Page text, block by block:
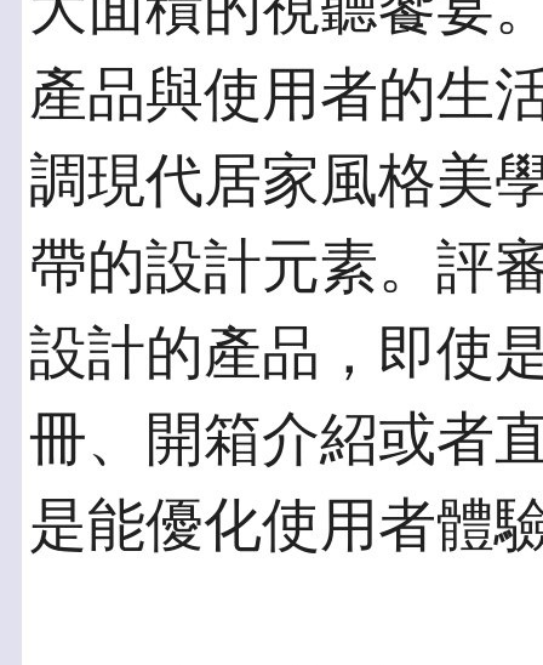
產品與使用者的生
調現代居家風格美
帶的設計元素。評
設計的產品，即使
冊、開箱介紹或者
是能優化使用者體